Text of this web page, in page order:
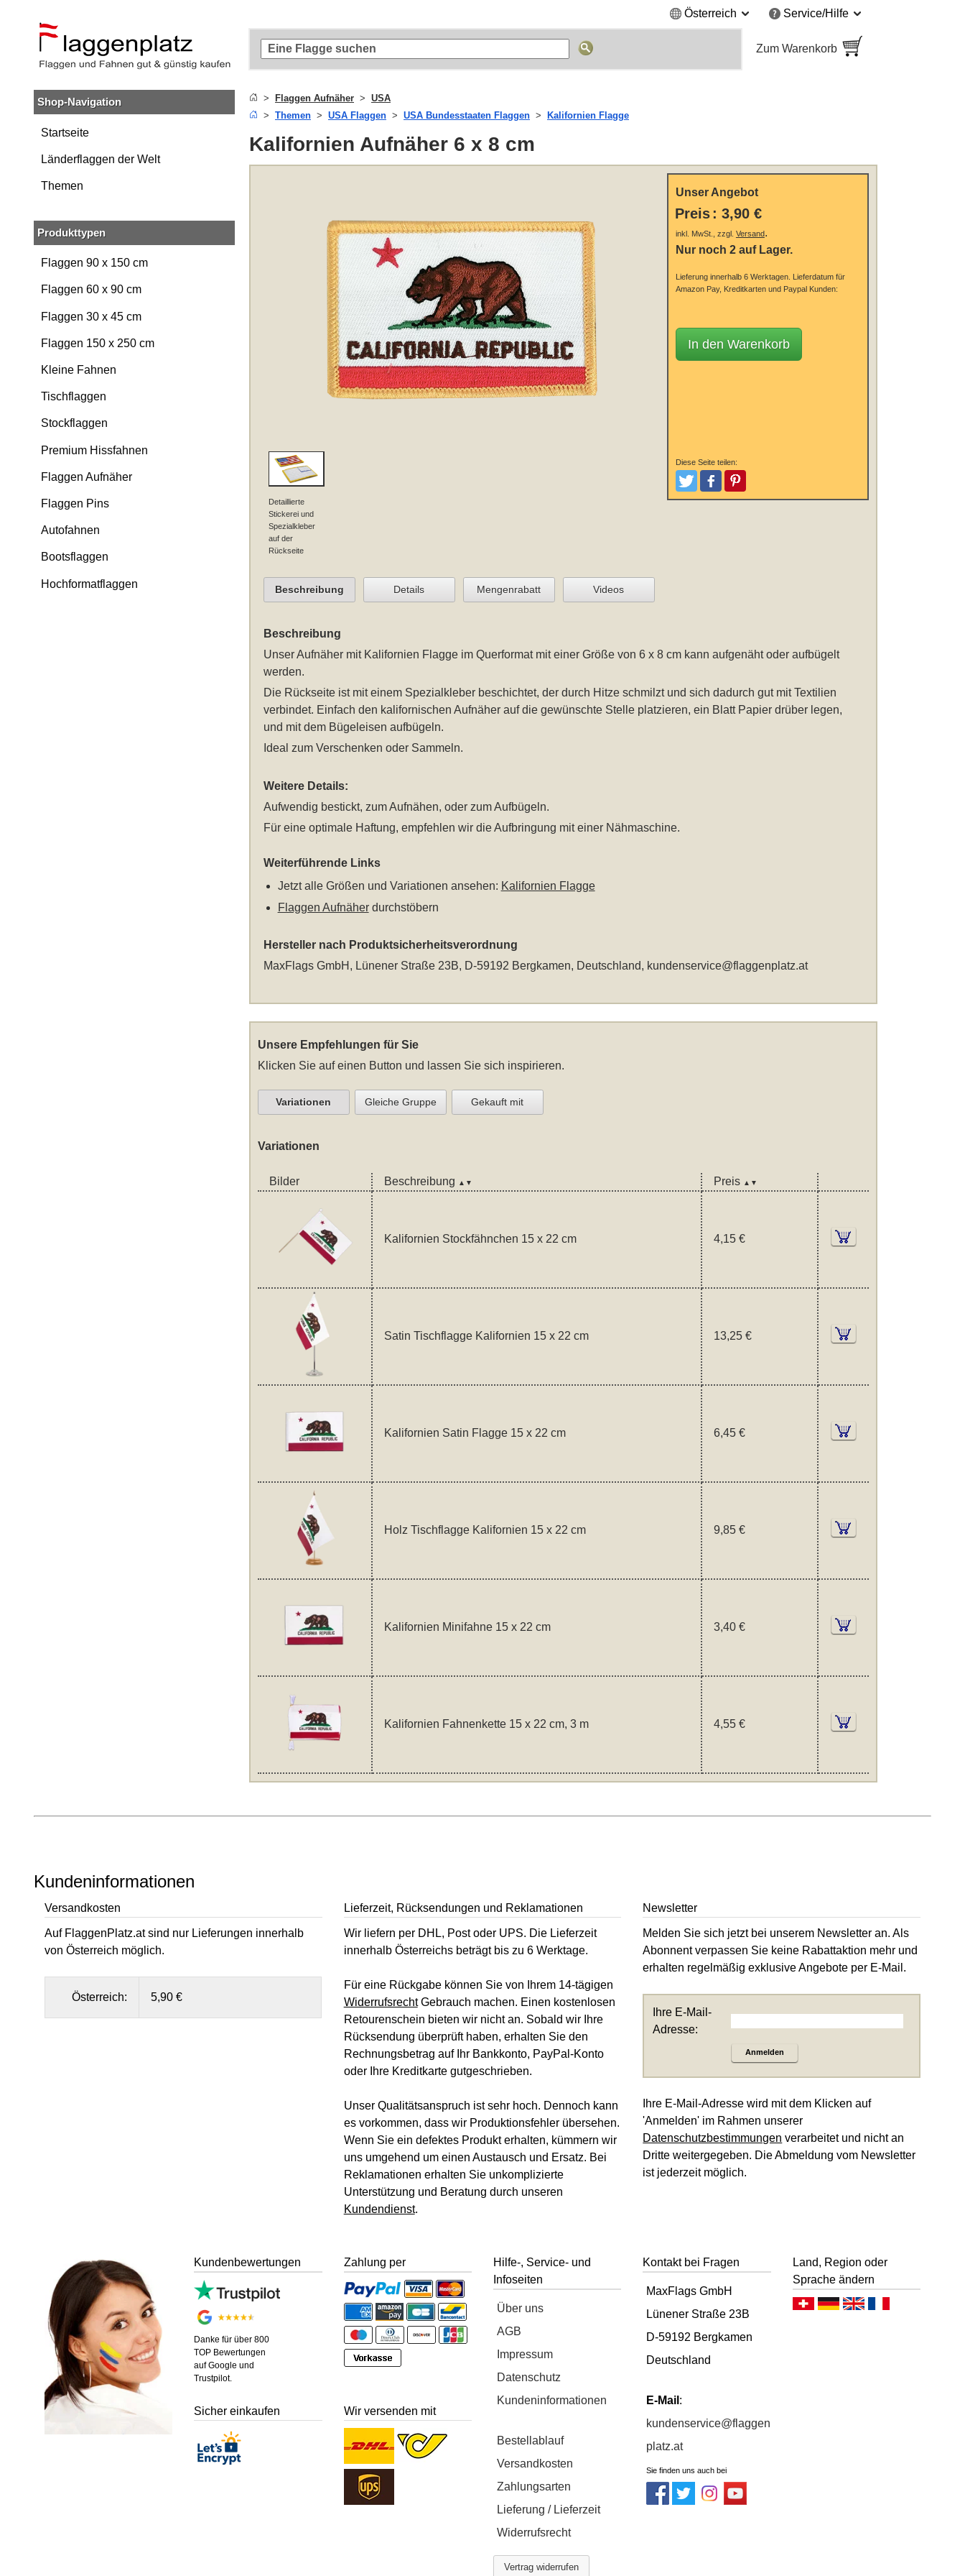
Hauptinhalt
springen
Suche
Zur
Navigation
springen
Österreich Service/Hilfe
Zum Warenkorb
Shop-Navigation
Startseite
Länderflaggen der Welt
Themen
Produkttypen
Flaggen 90 x 150 cm
Flaggen 60 x 90 cm
Flaggen 30 x 45 cm
Flaggen 150 x 250 cm
Kleine Fahnen
Tischflaggen
Stockflaggen
Premium Hissfahnen
Flaggen Aufnäher
Flaggen Pins
Autofahnen
Bootsflaggen
Hochformatflaggen
Flaggen Aufnäher
USA
Themen
USA Flaggen USA Bundesstaaten Flaggen Kalifornien Flagge
Kalifornien Aufnäher 6 x 8 cm
Detaillierte
Stickerei und
Spezialkleber
auf der
Rückseite
Unser Angebot
Preis : 3,90 €
inkl. MwSt., zzgl. Versand.
Nur noch 2 auf Lager.
Lieferung innerhalb 6 Werktagen.
Lieferdatum für
Amazon Pay, Kreditkarten und Paypal Kunden:
In den Warenkorb
Diese Seite teilen:
TweetenPostenPinterest
Beschreibung Details Mengenrabatt Videos
Beschreibung
UnserAufnäher mit Kalifornien Flagge im Querformat mit einer Größe von 6 x 8 cmkann aufgenäht oder aufbügelt
werden.
Die Rückseite ist mit einem Spezialkleber beschichtet, der durch Hitze schmilzt und sich dadurch gut mit Textilien
verbindet. Einfach den kalifornischen Aufnäher auf die gewünschte Stelle platzieren, ein Blatt Papier drüber legen,
und mit dem Bügeleisen aufbügeln.
Ideal zum Verschenken oder Sammeln.
Weitere Details:
Aufwendig bestickt, zum Aufnähen, oder zum Aufbügeln.
Für eine optimale Haftung, empfehlen wir die Aufbringung mit einer Nähmaschine.
Weiterführende Links
Jetzt alle Größen und Variationen ansehen: Kalifornien Flagge
Flaggen Aufnäherdurchstöbern
Hersteller nach Produktsicherheitsverordnung
MaxFlags GmbH, Lünener Straße 23B, D-59192 Bergkamen, Deutschland, kundenservice@flaggenplatz.at
Unsere Empfehlungen für Sie
Klicken Sie auf einen Button und lassen Sie sich inspirieren.
Variationen Gleiche Gruppe Gekauft mit
Variationen
Bilder Beschreibung ▲▼ Preis ▲▼
Kalifornien Stockfähnchen 15 x 22 cm 4,15 €
Satin Tischflagge Kalifornien 15 x 22 cm 13,25 €
Kalifornien Satin Flagge 15 x 22 cm 6,45 €
Holz Tischflagge Kalifornien 15 x 22 cm 9,85 €
Kalifornien Minifahne 15 x 22 cm 3,40 €
Kalifornien Fahnenkette 15 x 22 cm, 3 m 4,55 €
Kundeninformationen
Versandkosten
Auf FlaggenPlatz.at sind nur Lieferungen innerhalb
von Österreich möglich.
Österreich: 5,90 €
Lieferzeit, Rücksendungen und Reklamationen
Wir liefern per DHL, Post oder UPS. Die Lieferzeit
innerhalb Österreichs beträgt bis zu 6 Werktage.
Für eine Rückgabe können Sie von Ihrem 14-tägigen
WiderrufsrechtGebrauch machen. Einen kostenlosen
Retourenschein bieten wir nicht an. Sobald wir Ihre
Rücksendung überprüft haben, erhalten Sie den
Rechnungsbetrag auf Ihr Bankkonto, PayPal-Konto
oder Ihre Kreditkarte gutgeschrieben.
Unser Qualitätsanspruch ist sehr hoch. Dennoch kann
es vorkommen, dass wir Produktionsfehler übersehen.
Wenn Sie ein defektes Produkt erhalten, kümmern wir
uns umgehend um einen Austausch und Ersatz. Bei
Reklamationen erhalten Sie unkomplizierte
Unterstützung und Beratung durch unseren
Kundendienst.
Newsletter
Melden Sie sich jetzt bei unserem Newsletter an. Als
Abonnent verpassen Sie keine Rabattaktion mehr und
erhalten regelmäßig exklusive Angebote per E-Mail.
Ihre E-Mail-
Adresse:
Anmelden
Ihre E-Mail-Adresse wird mit dem Klicken auf
'Anmelden' im Rahmen unserer
Datenschutzbestimmungen verarbeitet und nicht an
Dritte weitergegeben. Die Abmeldung vom Newsletter
ist jederzeit möglich.
Kundenbewertungen
Danke für über 800
TOP Bewertungen
auf Google und
Trustpilot.
Zahlung per
Sicher einkaufen Wir versenden mit
Hilfe-, Service- und
Infoseiten
Über uns
AGB
Impressum
Datenschutz
Kundeninformationen
Bestellablauf
Versandkosten
Zahlungsarten
Lieferung / Lieferzeit
Widerrufsrecht
Vertrag widerrufen
Kontakt bei Fragen
MaxFlags GmbH
Lünener Straße 23B
D-59192 Bergkamen
Deutschland
E-Mail :
kundenservice@flaggen
platz.at
Sie finden uns auch bei
Land, Region oder
Sprache ändern
Deutsch (CH)Deutsch (DE)